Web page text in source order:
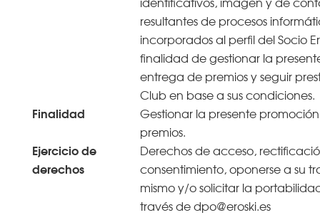
resultantes de procesos
incorporados al perfil del Socio
finalidad de gestionar la
entrega de premios y seguir
Club en base a sus condiciones.
Finalidad
Gestionar la presente
premios.
Ejercicio de
derechos
Derechos de acceso,
consentimiento, oponerse a su
mismo y/o solicitar la
través de dpo@eroski.es